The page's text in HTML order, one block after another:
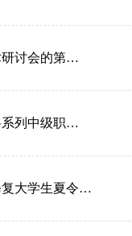
研讨会的第…
系列中级职…
复大学生夏令…